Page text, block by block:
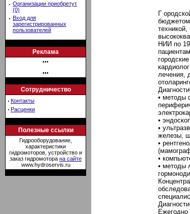
· Организации приобретут
(0)
· Вход для
зарегистрированных
пользователей
Реклама
•••
•••
Сотрудничество
· Контакты
· Расценки
Полезные ссылки
Гидрооборудование,
характеристики
гидромоторов, устройство и
заказ гидромотора на сайте
www.hydroservis.ru
Г
НИИ по
лечения,
• методы
•
•
железы,
•
•
• методы
Ежегодно